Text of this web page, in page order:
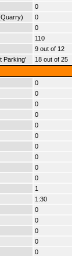
0
0
0
110
9 out of 12
Parking'
18 out of 25
0
0
0
0
0
0
0
0
0
0
1
1:30
0
0
0
0
0